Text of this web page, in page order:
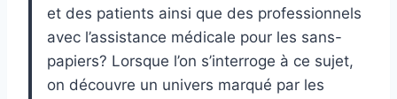
et des patients ainsi que des professionnels
avec l’assistance médicale pour les sans-
papiers? Lorsque l’on s’interroge à ce sujet,
on découvre un univers marqué par les